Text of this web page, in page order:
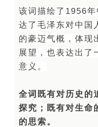
该词描绘了1956
达了毛泽东对中国
的豪迈气概，体现
展望，也表达出了
意义。
全词既有对历史的
探究；既有对生命
的思索。